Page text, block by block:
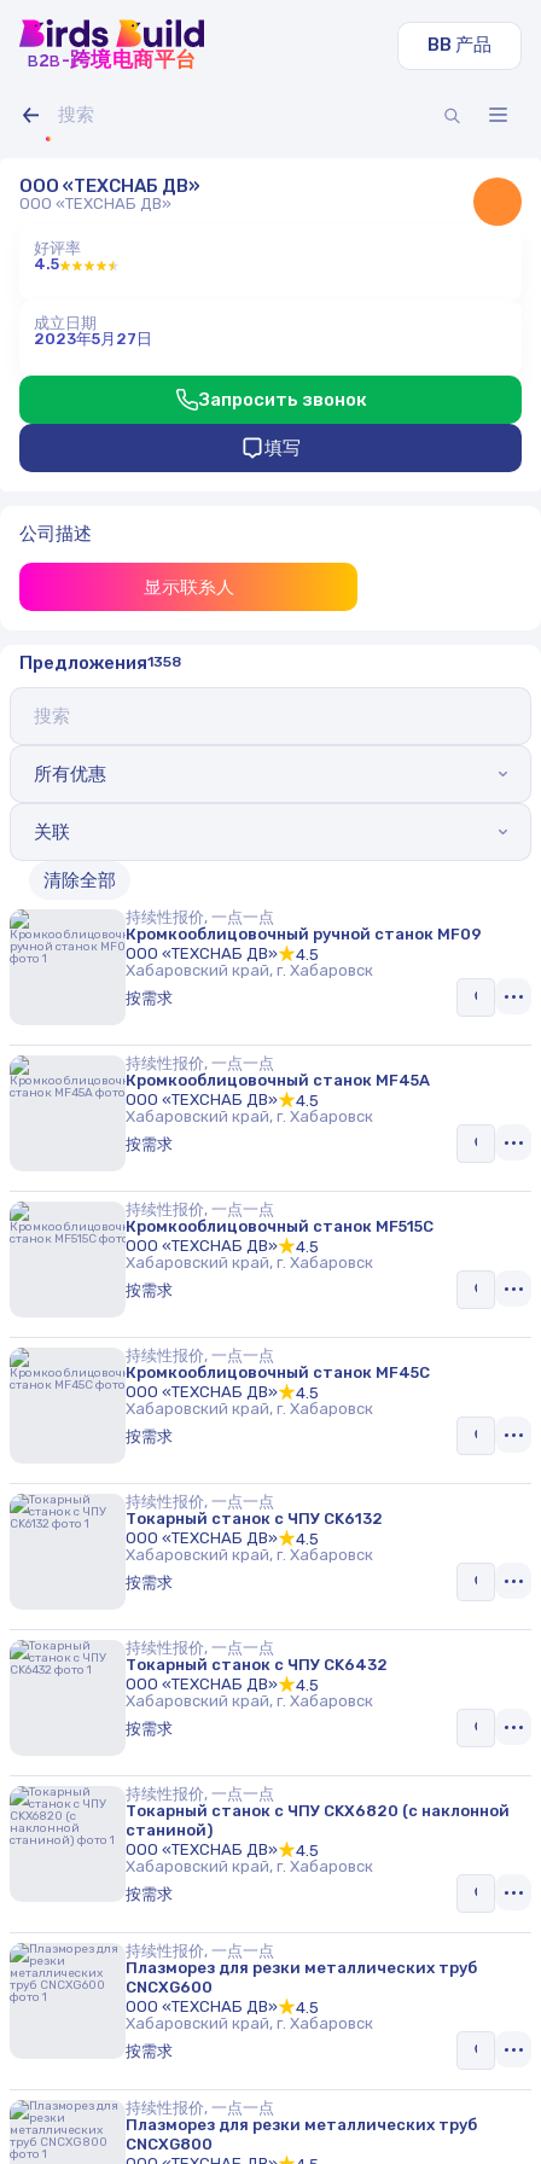
b2b-跨境电商平台
BB 产品
ООО «ТЕХСНАБ ДВ»
ООО «ТЕХСНАБ ДВ»
Запросить звонок
填写
好评率
4.5
成立日期
2023年5月27日
公司描述
显示联系人
Предложения1358
所有优惠
关联
清除全部
持续性报价, 一点一点
Кромкооблицовочный ручной станок MF09
ООО «ТЕХСНАБ ДВ»
4.5
Хабаровский край, г. Хабаровск
按需求
持续性报价, 一点一点
Кромкооблицовочный станок MF45A
ООО «ТЕХСНАБ ДВ»
4.5
Хабаровский край, г. Хабаровск
按需求
持续性报价, 一点一点
Кромкооблицовочный станок MF515C
ООО «ТЕХСНАБ ДВ»
4.5
Хабаровский край, г. Хабаровск
按需求
持续性报价, 一点一点
Кромкооблицовочный станок MF45C
ООО «ТЕХСНАБ ДВ»
4.5
Хабаровский край, г. Хабаровск
按需求
持续性报价, 一点一点
Токарный станок с ЧПУ CK6132
ООО «ТЕХСНАБ ДВ»
4.5
Хабаровский край, г. Хабаровск
按需求
持续性报价, 一点一点
Токарный станок с ЧПУ CK6432
ООО «ТЕХСНАБ ДВ»
4.5
Хабаровский край, г. Хабаровск
按需求
持续性报价, 一点一点
Токарный станок с ЧПУ CKX6820 (с наклонной
станиной)
ООО «ТЕХСНАБ ДВ»
4.5
Хабаровский край, г. Хабаровск
按需求
持续性报价, 一点一点
Плазморез для резки металлических труб
CNCXG600
ООО «ТЕХСНАБ ДВ»
4.5
Хабаровский край, г. Хабаровск
按需求
持续性报价, 一点一点
Плазморез для резки металлических труб
CNCXG800